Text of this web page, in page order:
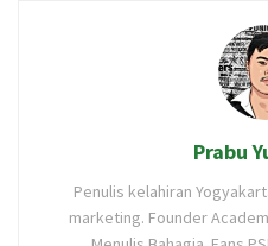
Prabu
Penulis kelahiran
marketing. Founder